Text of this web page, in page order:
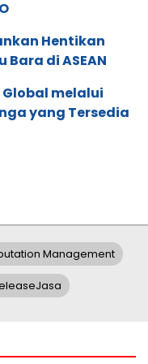
Hentikan
di ASEAN
melalui
yang Tersedia
Management